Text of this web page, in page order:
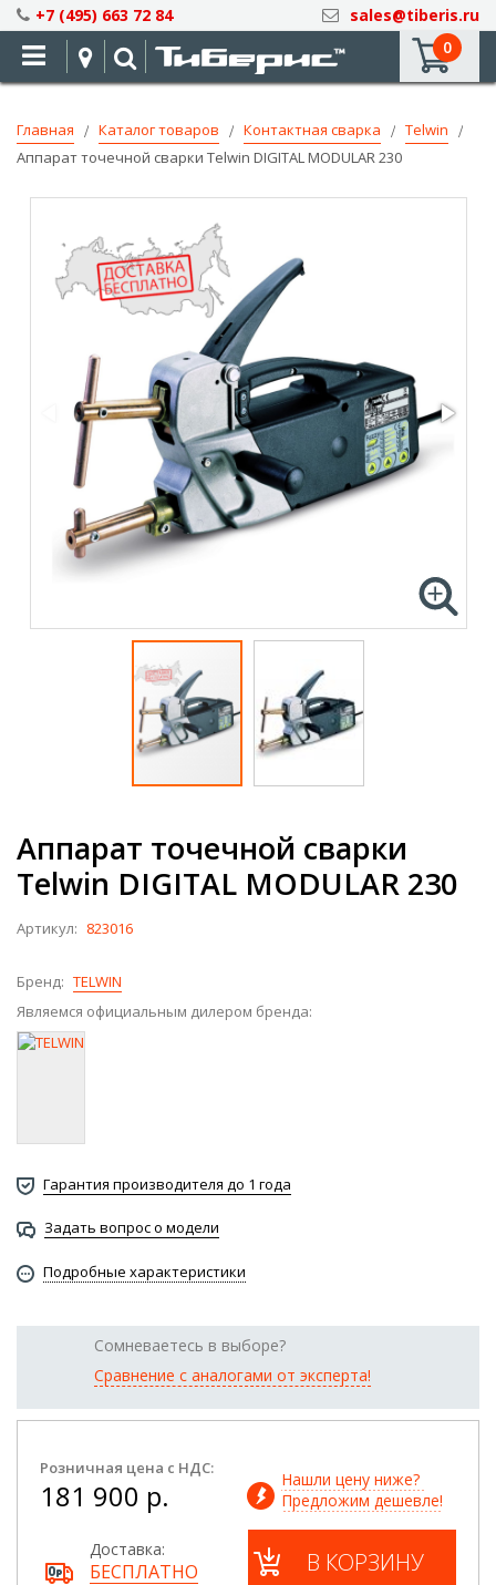
Skip
to
Content
+7 (495) 663 72 84
sales@tiberis.ru
0
Главная Каталог товаров Контактная сварка
Telwin
Аппарат точечной сварки Telwin DIGITAL MODULAR 230
Аппарат точечной сварки
Telwin DIGITAL MODULAR 230
Артикул: 823016
Бренд: TELWIN
Являемся официальным дилером бренда:
Гарантия производителя до 1 года
Задать вопрос о модели
Подробные характеристики
Сомневаетесь в выборе?
Сравнение с аналогами от эксперта!
Розничная цена с НДС:
181 900 р.
Нашли цену ниже?
Предложим дешевле!
Доставка:
БЕСПЛАТНО В КОРЗИНУ